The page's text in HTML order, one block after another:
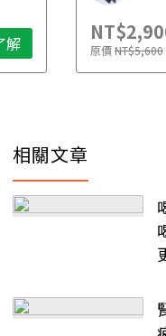
解 原價NT$5,600
相關文章